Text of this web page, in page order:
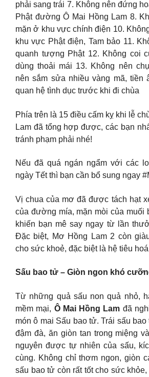
phải sang trái 7. Không nên đứng
Phật đường Ô Mai Hồng Lam 8.
mặn ở khu vực chính điện 10.
khu vực Phật điện, Tam bảo 11.
quanh tượng Phật 12. Không coi
dùng thoải mái 13. Không nên
nên sắm sửa nhiều vàng mã, tiền
quan hệ tình dục trước khi đi chùa
Phía trên là 15 điều cấm kỵ khi lễ
Lam đã tổng hợp được, các bạn
tránh phạm phải nhé!
Nếu đã quá ngán ngẩm với các
ngày Tết thì bạn cần bổ sung ngay
Vị chua của mơ đã được tách hạt
của đường mía, mặn mòi của muối
khiến bạn mê say ngay từ lần
Đặc biệt, Mơ Hồng Lam 2 còn
cho sức khoẻ, đặc biệt là hệ tiêu
Sấu bao tử – Giòn ngon khó
Từ những quả sấu non quả nhỏ,
mềm mại, Ô Mai Hồng Lam đã
món ô mai Sấu bao tử. Trái sấu
đậm đà, ăn giòn tan trong miệng
nguyên được tự nhiên của sấu,
cùng. Không chỉ thơm ngon, giòn
sấu bao tử còn rất tốt cho sức